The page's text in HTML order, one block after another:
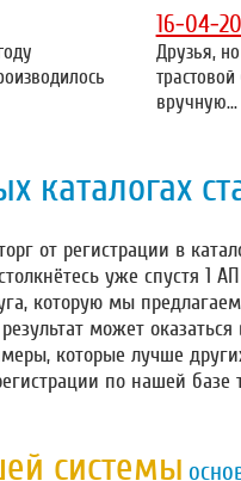
16-04-
Друзья,
вручную...
каталогах
от регистрации в
уже спустя 1
которую мы
может
которые лучше
по нашей базе
системы